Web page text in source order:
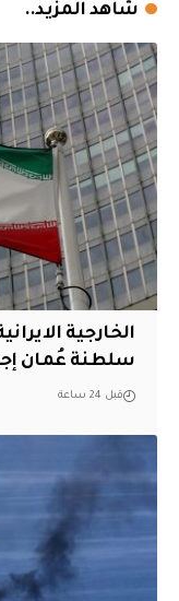
شاهد المزيد..
الخارجية
سلطنة عُمان
قبل 24 ساعة